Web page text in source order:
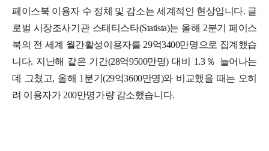
페이스북 이용자 수 정체 및 감소는 세계적인 현상입니다. 글
로벌 시장조사기관 스태티스타(Statista)는 올해 2분기 페이스
북의 전 세계 월간활성이용자를 29억3400만명으로 집계했습
니다. 지난해 같은 기간(28억9500만명) 대비 1.3％ 늘어나는
데 그쳤고, 올해 1분기(29억3600만명)와 비교했을 때는 오히
려 이용자가 200만명가량 감소했습니다.